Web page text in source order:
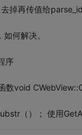
掉再传值给
何解决。
序
数void
（）； 使用